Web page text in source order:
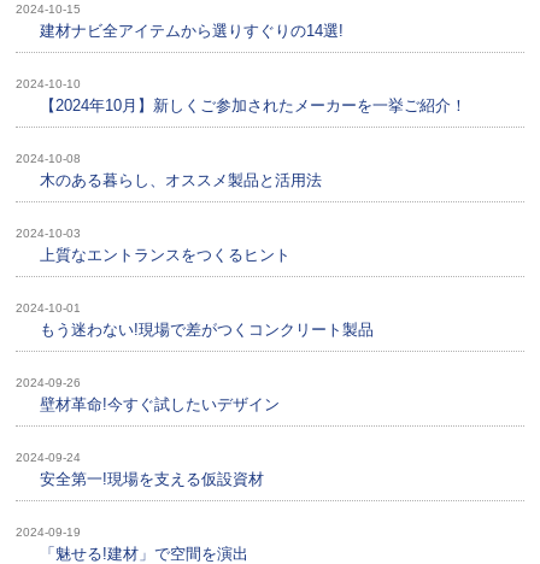
2024-10-15
建材ナビ全アイテムから選りすぐりの14選!
2024-10-10
【2024年10月】新しくご参加されたメーカーを一挙ご紹介！
2024-10-08
木のある暮らし、オススメ製品と活用法
2024-10-03
上質なエントランスをつくるヒント
2024-10-01
もう迷わない!現場で差がつくコンクリート製品
2024-09-26
壁材革命!今すぐ試したいデザイン
2024-09-24
安全第一!現場を支える仮設資材
2024-09-19
「魅せる!建材」で空間を演出